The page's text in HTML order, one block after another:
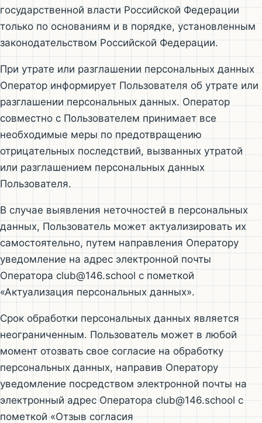
государственной власти Российской Федерации
только по основаниям и в порядке, установленным
законодательством Российской Федерации.
При утрате или разглашении персональных данных
Оператор информирует Пользователя об утрате или
разглашении персональных данных. Оператор
совместно с Пользователем принимает все
необходимые меры по предотвращению
отрицательных последствий, вызванных утратой
или разглашением персональных данных
Пользователя.
В случае выявления неточностей в персональных
данных, Пользователь может актуализировать их
самостоятельно, путем направления Оператору
уведомление на адрес электронной почты
Оператора club@146.school с пометкой
«Актуализация персональных данных».
Срок обработки персональных данных является
неограниченным. Пользователь может в любой
момент отозвать свое согласие на обработку
персональных данных, направив Оператору
уведомление посредством электронной почты на
электронный адрес Оператора club@146.school с
пометкой «Отзыв согласия